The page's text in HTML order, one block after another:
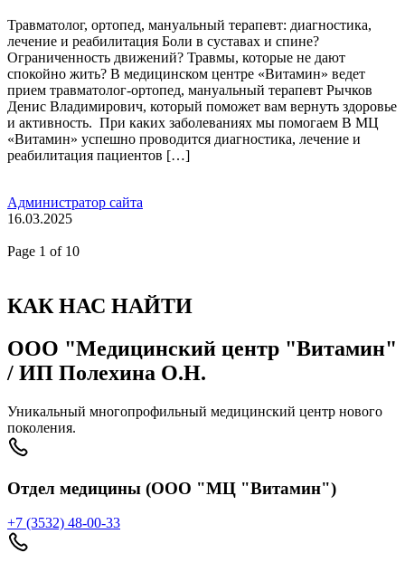
Травматолог, ортопед, мануальный терапевт: диагностика,
лечение и реабилитация Боли в суставах и спине?
Ограниченность движений? Травмы, которые не дают
спокойно жить? В медицинском центре «Витамин» ведет
прием травматолог-ортопед, мануальный терапевт Рычков
Денис Владимирович, который поможет вам вернуть здоровье
и активность. При каких заболеваниях мы помогаем В МЦ
«Витамин» успешно проводится диагностика, лечение и
реабилитация пациентов […]
Администратор сайта
16.03.2025
Page 1 of 10
КАК НАС НАЙТИ
ООО "Медицинский центр "Витамин"
/ ИП Полехина О.Н.
Уникальный многопрофильный медицинский центр нового
поколения.
Отдел медицины (ООО "МЦ "Витамин")
+7 (3532) 48-00-33